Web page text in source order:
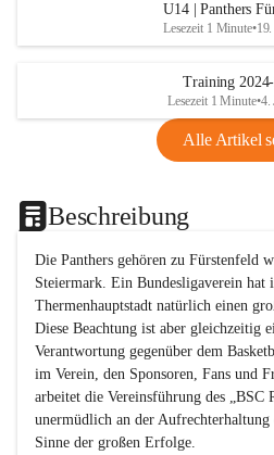
U14 | Panthers
Lesezeit 1 Minute•
Training
Lesezeit 1 Minute•4.
Alle Artikel
Beschreibung
Die Panthers gehören zu Fürstenfeld
Steiermark. Ein Bundesligaverein hat
Thermenhauptstadt natürlich einen
Diese Beachtung ist aber gleichzeitig
Verantwortung gegenüber dem
im Verein, den Sponsoren, Fans und
arbeitet die Vereinsführung des „BSC
unermüdlich an der
Sinne der großen Erfolge.